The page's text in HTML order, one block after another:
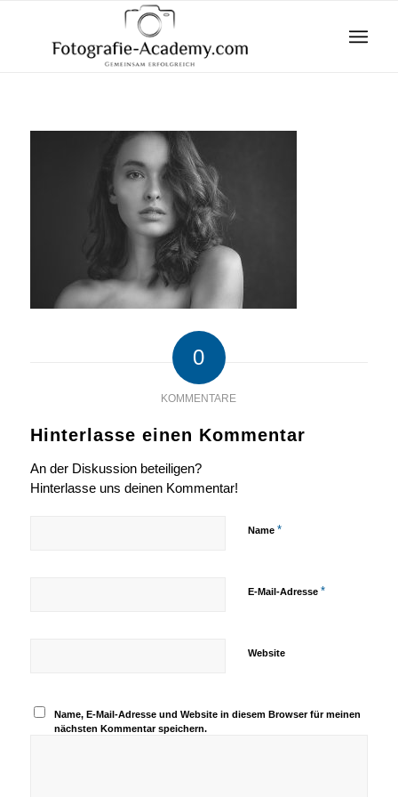
0
KOMMENTARE
Hinterlasse einen Kommentar
An der Diskussion beteiligen?
Hinterlasse uns deinen Kommentar!
Name *
E-Mail-Adresse *
Website
Name, E-Mail-Adresse und Website in diesem Browser für meinen
nächsten Kommentar speichern.